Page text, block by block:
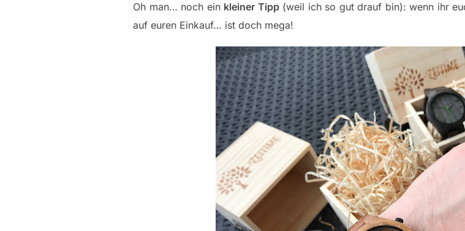
Oh man… noch ein kleiner Tipp(weil ich so gut drauf bin): wenn ihr
auf euren Einkauf… ist doch mega!